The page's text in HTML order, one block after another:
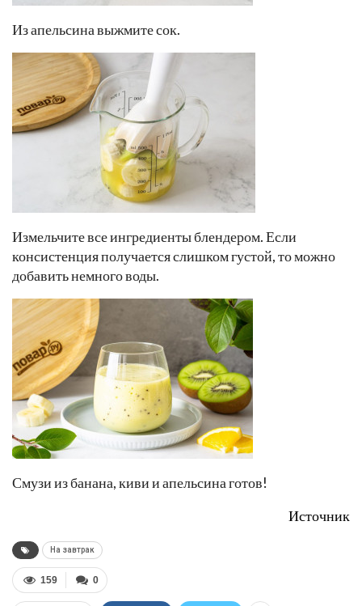
Из апельсина выжмите сок.
Измельчите все ингредиенты блендером. Если
консистенция получается слишком густой, то можно
добавить немного воды.
Смузи из банана, киви и апельсина готов!
Источник
На завтрак
0
159